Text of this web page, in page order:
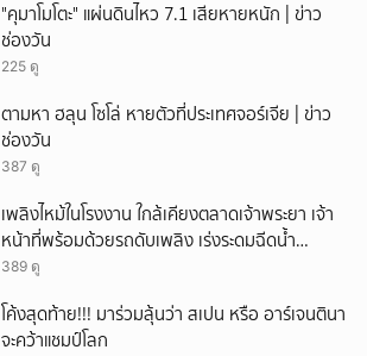
"คุมาโมโตะ" แผ่นดินไหว 7.1 เสียหายหนัก | ข่าว
ช่องวัน
225 ดู
ตามหา ฮลุน โซโล่ หายตัวที่ประเทศจอร์เจีย | ข่าว
ช่องวัน
387 ดู
เพลิงไหม้ในโรงงาน ใกล้เคียงตลาดเจ้าพระยา เจ้า
หน้าที่พร้อมด้วยรถดับเพลิง เร่งระดมฉีดน้ำ
จ.นนทบุรี
389 ดู
โค้งสุดท้าย!!! มาร่วมลุ้นว่า สเปน หรือ อาร์เจนตินา
จะคว้าแชมป์โลก